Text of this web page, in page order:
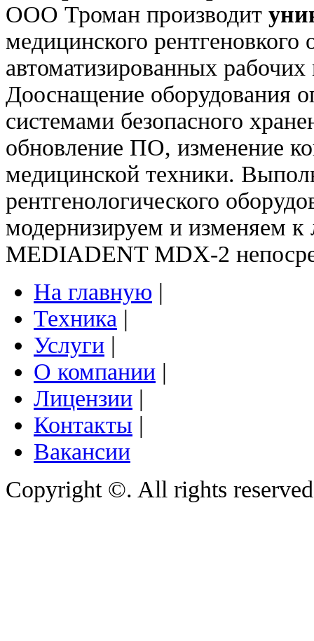
ООО Троман производит
медицинского рентгеновкого
автоматизированных
Дооснащение оборудования
системами безопасного
обновление ПО, изменение
медицинской техники.
рентгенологического
модернизируем и изменяем
MEDIADENT MDX-2
На главную |
Техника |
Услуги |
О компании |
Лицензии |
Контакты |
Вакансии
Copyright ©. All rights